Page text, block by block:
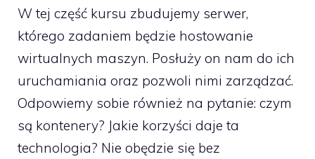
W tej część kursu zbudujemy serwer,
którego zadaniem będzie hostowanie
wirtualnych maszyn. Posłuży on nam do ich
uruchamiania oraz pozwoli nimi zarządzać.
Odpowiemy sobie również na pytanie: czym
są kontenery? Jakie korzyści daje ta
technologia? Nie obędzie się bez